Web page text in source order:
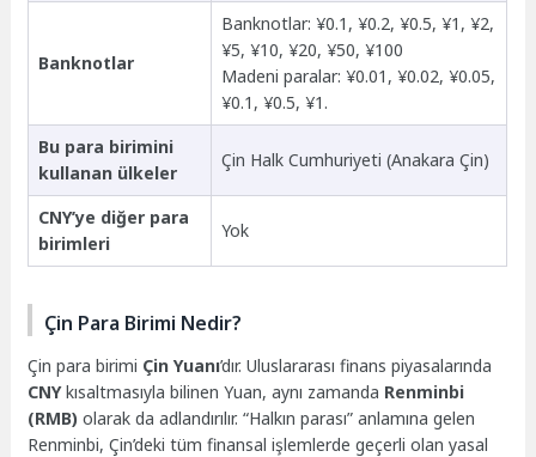
Banknotlar
Banknotlar: ¥0.1, ¥0.2, ¥0.5, ¥1, ¥2,
¥5, ¥10, ¥20, ¥50, ¥100
Madeni paralar: ¥0.01, ¥0.02, ¥0.05,
¥0.1, ¥0.5, ¥1.
Bu para birimini
kullanan ülkeler
Çin Halk Cumhuriyeti (Anakara Çin)
CNY’ye diğer para
birimleri
Yok
Çin Para Birimi Nedir?
Çin para birimi Çin Yuanı’dır. Uluslararası finans piyasalarında
CNYkısaltmasıyla bilinen Yuan, aynı zamanda Renminbi
(RMB) olarak da adlandırılır. “Halkın parası” anlamına gelen
Renminbi, Çin’deki tüm finansal işlemlerde geçerli olan yasal